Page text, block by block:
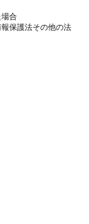
合
保護法その他の法